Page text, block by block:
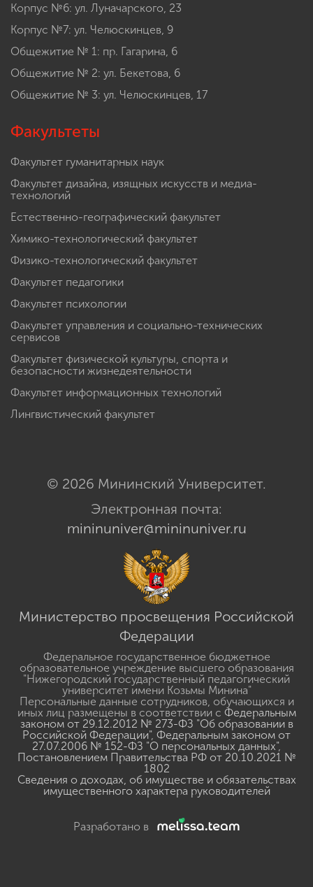
Корпус №6: ул. Луначарского, 23
Корпус №7: ул. Челюскинцев, 9
Общежитие № 1: пр. Гагарина, 6
Общежитие № 2: ул. Бекетова, 6
Общежитие № 3: ул. Челюскинцев, 17
Факультеты
Факультет гуманитарных наук
Факультет дизайна, изящных искусств и медиа-
технологий
Естественно-географический факультет
Химико-технологический факультет
Физико-технологический факультет
Факультет педагогики
Факультет психологии
Факультет управления и социально-технических
сервисов
Факультет физической культуры, спорта и
безопасности жизнедеятельности
Факультет информационных технологий
Лингвистический факультет
© 2026 Мининский Университет.
Электронная почта:
mininuniver@mininuniver.ru
Министерство просвещения Российской
Федерации
Федеральное государственное бюджетное
образовательное учреждение высшего образования
"Нижегородский государственный педагогический
университет имени Козьмы Минина"
Персональные данные сотрудников, обучающихся и
иных лиц размещены в соответствии с Федеральным
законом от 29.12.2012 № 273-ФЗ "Об образовании в
Российской Федерации", Федеральным законом от
27.07.2006 № 152-ФЗ "О персональных данных",
Постановлением Правительства РФ от 20.10.2021 №
1802
Сведения о доходах, об имуществе и обязательствах
имущественного характера руководителей
Разработано в